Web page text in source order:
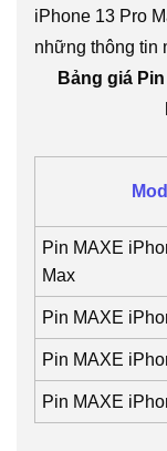
iPhone 13 Pro
những thông tin
Bảng giá
Pin MAXE
Max
Pin MAXE
Pin MAXE
Pin MAXE